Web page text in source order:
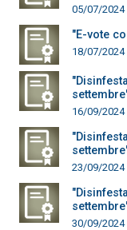
05/07/2024
"E-vote
18/07/2024
16/09/2024
23/09/2024
30/09/2024